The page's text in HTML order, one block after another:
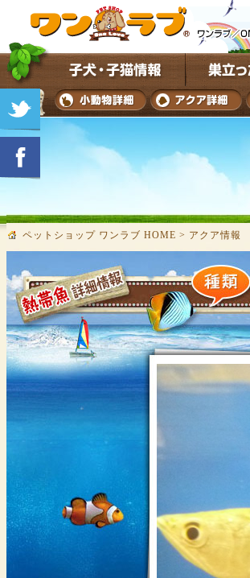
ペットショップ ワンラブ HOME > アクア情報